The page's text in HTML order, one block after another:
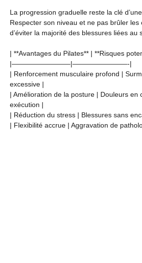
La progression graduelle reste la clé
Respecter son niveau et ne pas brûler les
d’éviter la majorité des blessures liées au
| **Avantages du Pilates** | **Risques
|————————–|————————-|
| Renforcement musculaire profond |
excessive |
| Amélioration de la posture | Douleurs en
exécution |
| Réduction du stress | Blessures sans
| Flexibilité accrue | Aggravation de